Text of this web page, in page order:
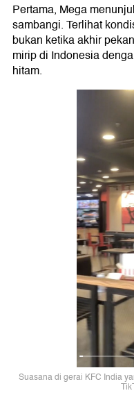
Pertama, Mega
sambangi. Terlihat
bukan ketika akhir
mirip di Indonesia
hitam.
Suasana di gerai KFC India